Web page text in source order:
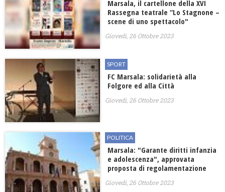
Marsala, il cartellone della XVI
Rassegna teatrale “Lo Stagnone –
scene di uno spettacolo"
Giovedì, 26 Ottobre 2023
SPORT
FC Marsala: solidarietà alla
Folgore ed alla Città
Giovedì, 26 Ottobre 2023
POLITICA
Marsala: "Garante diritti infanzia
e adolescenza", approvata
proposta di regolamentazione
Giovedì, 26 Ottobre 2023